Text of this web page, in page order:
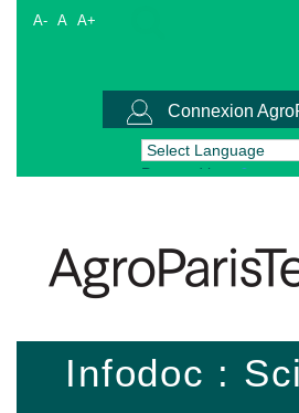
A- A A+
Connexion
Powered by
Infodoc :